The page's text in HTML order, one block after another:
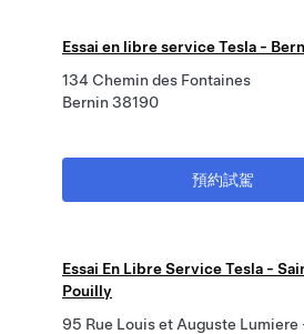
Essai en libre service Tesla -
134 Chemin des Fontaines
Bernin 38190
預約試駕
Essai En Libre Service Tesla -
Pouilly
95 Rue Louis et Auguste Lumiere